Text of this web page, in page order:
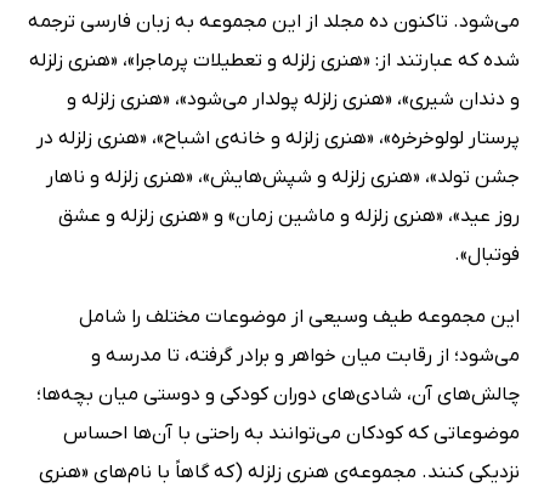
می‌شود. تاکنون ده مجلد از این مجموعه به زبان فارسی ترجمه
شده که عبارتند از:‌ «هنری زلزله و تعطیلات پرماجرا»، «هنری زلزله
و دندان شیری»، «هنری زلزله پولدار می‌شود»، «هنری زلزله و
پرستار لولوخرخره»، «هنری زلزله و خانه‌ی اشباح»، «هنری زلزله در
جشن تولد»، «هنری زلزله و شپش‌هایش»، «هنری زلزله و ناهار
روز عید»، «هنری زلزله و ماشین زمان» و «هنری زلزله و عشق
فوتبال».
این مجموعه طیف وسیعی از موضوعات مختلف را شامل
می‌شود؛ از رقابت میان خواهر و برادر گرفته، تا مدرسه و
چالش‌های آن، شادی‌های دوران کودکی و دوستی میان بچه‌ها؛
موضوعاتی که کودکان می‌توانند به راحتی با آن‌ها احساس
نزدیکی کنند. مجموعه‌ی هنری زلزله (که گاهاً با نام‌های «هنری